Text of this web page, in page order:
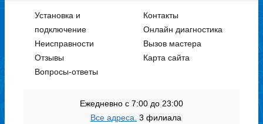
Установка и
подключение
Неисправности
Отзывы
Вопросы-ответы
Контакты
Онлайн диагностика
Вызов мастера
Карта сайта
Ежедневно с 7:00 до 23:00
Все адреса. 3 филиала